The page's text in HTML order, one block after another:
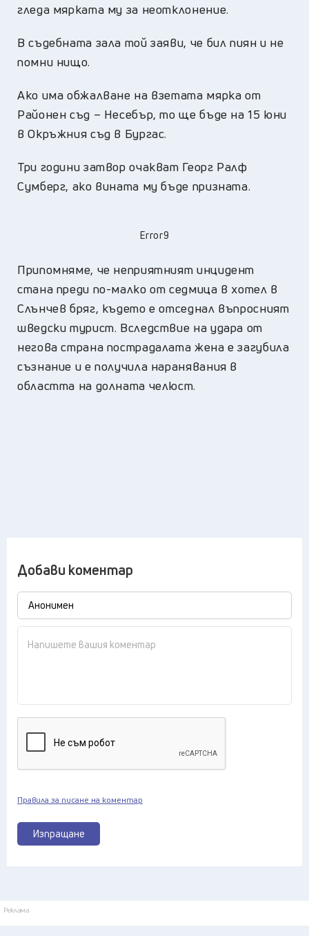
гледа мярката му за неотклонение.
В съдебната зала той заяви, че бил пиян и не
помни нищо.
Ако има обжалване на взетата мярка от
Районен съд – Несебър, то ще бъде на 15 юни
в Окръжния съд в Бургас.
Три години затвор очакват Георг Ралф
Сумберг, ако вината му бъде призната.
Error9
Припомняме, че неприятният инцидент
стана преди по-малко от седмица в хотел в
Слънчев бряг, където е отседнал въпросният
шведски турист. Вследствие на удара от
негова страна пострадалата жена е загубила
съзнание и е получила наранявания в
областта на долната челюст.
Добави коментар
Изпращане
Правила за писане на коментар
Реклама